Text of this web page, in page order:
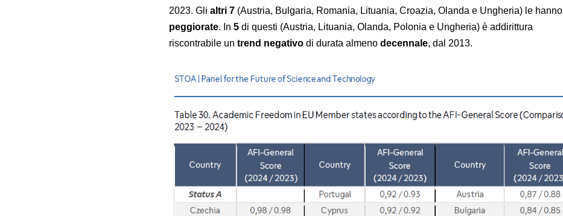
2023. Gli altri 7 (Austria, Bulgaria, Romania, Lituania, Croazia, Olanda e Ungheria) le hanno
peggiorate. In 5 di questi (Austria, Lituania, Olanda, Polonia e Ungheria) è addirittura
riscontrabile un trend negativo di durata almeno decennale, dal 2013.